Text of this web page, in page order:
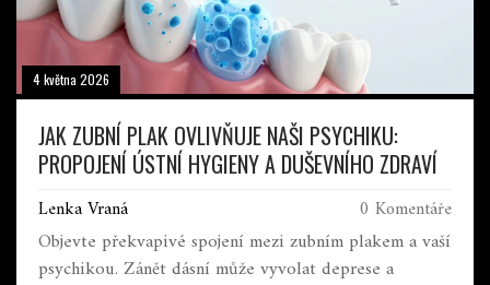
4 května 2026
JAK ZUBNÍ PLAK OVLIVŇUJE NAŠI PSYCHIKU:
PROPOJENÍ ÚSTNÍ HYGIENY A DUŠEVNÍHO ZDRAVÍ
Lenka Vraná 0 Komentáře
Objevte překvapivé spojení mezi zubním plakem a vaší
psychikou. Zánět dásní může vyvolat deprese a